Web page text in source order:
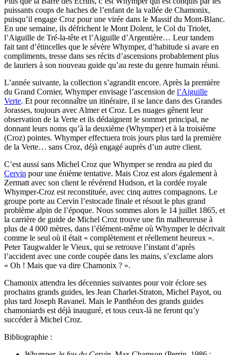
puissants coups de haches de l’enfant de la vallée de Chamonix,
puisqu’il engage Croz pour une virée dans le Massif du Mont-Blanc.
En une semaine, ils défrichent le Mont Dolent, le Col du Triolet,
l’Aiguille de Tré-la-tête et l’Aiguille d’Argentière… Leur tandem
fait tant d’étincelles que le sévère Whymper, d’habitude si avare en
compliments, tresse dans ses récits d’ascensions probablement plus
de lauriers à son nouveau guide qu’au reste du genre humain réuni.
L’année suivante, la collection s’agrandit encore. Après la première
du Grand Cornier, Whymper envisage l’ascension de l’Aiguille
Verte. Et pour reconnaître un itinéraire, il se lance dans des Grandes
Jorasses, toujours avec Almer et Croz. Les nuages gênent leur
observation de la Verte et ils dédaignent le sommet principal, ne
donnant leurs noms qu’à la deuxième (Whymper) et à la troisième
(Croz) pointes. Whymper effectuera trois jours plus tard la première
de la Verte… sans Croz, déjà engagé auprès d’un autre client.
C’est aussi sans Michel Croz que Whymper se rendra au pied du
Cervin pour une énième tentative. Mais Croz est alors également à
Zermatt avec son client le révérend Hudson, et la cordée royale
Whymper-Croz est reconstituée, avec cinq autres compagnons. Le
groupe porte au Cervin l’estocade finale et résout le plus grand
problème alpin de l’époque. Nous sommes alors le 14 juillet 1865, et
la carrière de guide de Michel Croz trouve une fin malheureuse à
plus de 4 000 mètres, dans l’élément-même où Whymper le décrivait
comme le seul où il était « complètement et réellement heureux ».
Peter Taugwalder le Vieux, qui se retrouve l’instant d’après
l’accident avec une corde coupée dans les mains, s’exclame alors
« Oh ! Mais que va dire Chamonix ? ».
Chamonix attendra les décennies suivantes pour voir éclore ses
prochains grands guides, les Jean Charlet-Straton, Michel Payot, ou
plus tard Joseph Ravanel. Mais le Panthéon des grands guides
chamoniards est déjà inauguré, et tous ceux-là ne feront qu’y
succéder à Michel Croz.
Bibliographie :